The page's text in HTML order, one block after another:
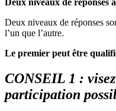
Deux niveaux de réponses
l’un que l’autre.
Le premier peut être
CONSEIL 1 :
participation